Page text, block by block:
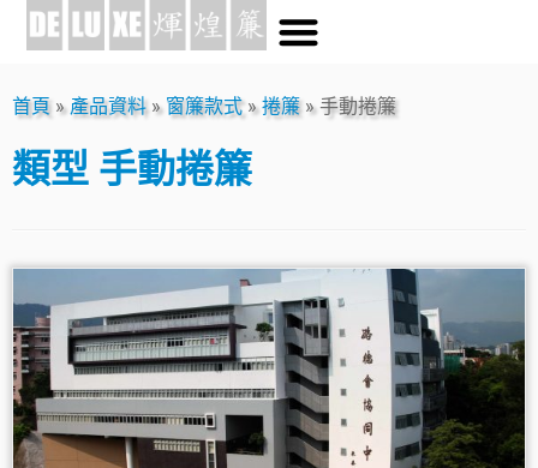
首頁 » 產品資料 » 窗簾款式 » 捲簾 » 手動捲簾
類型 手動捲簾